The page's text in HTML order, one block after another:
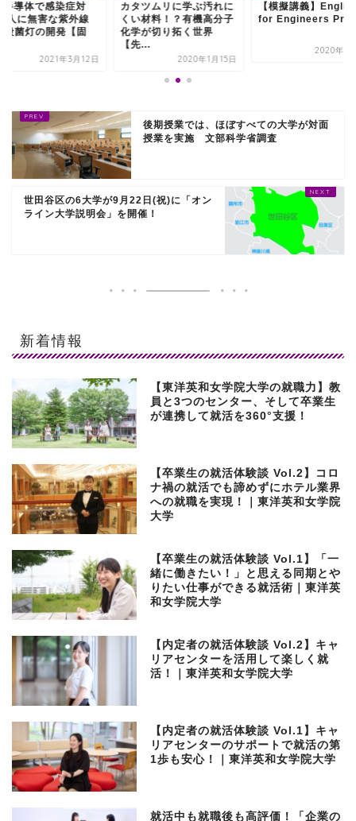
半導体で感染症対
人に無害な紫外線
殺菌灯の開発【固
2021年3月12日
カタツムリに学ぶ汚れに
くい材料！？有機高分子
化学が切り拓く世界
【先...
2020年1月15日
【模擬講義】
for Engineers
2020年9
後期授業では、ほぼすべての大学が対面
授業を実施 文部科学省調査
世田谷区の6大学が9月22日(祝)に「オン
ライン大学説明会」を開催！
新着情報
【東洋英和女学院大学の就職力】教
員と3つのセンター、そして卒業生
が連携して就活を360°支援！
【卒業生の就活体験談 Vol.2】コロ
ナ禍の就活でも諦めずにホテル業界
への就職を実現！｜東洋英和女学院
大学
【卒業生の就活体験談 Vol.1】「一
緒に働きたい！」と思える同期とや
りたい仕事ができる就活術｜東洋英
和女学院大学
【内定者の就活体験談 Vol.2】キャ
リアセンターを活用して楽しく就
活！｜東洋英和女学院大学
【内定者の就活体験談 Vol.1】キャ
リアセンターのサポートで就活の第
1歩も安心！｜東洋英和女学院大学
就活中も就職後も高評価！「企業の